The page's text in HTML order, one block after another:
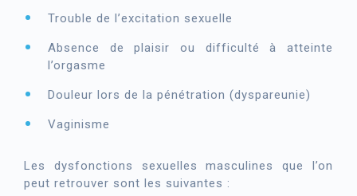
Trouble de l’excitation sexuelle
Absence de plaisir ou difficulté à atteinte
l’orgasme
Douleur lors de la pénétration (dyspareunie)
Vaginisme
Les dysfonctions sexuelles masculines que l’on
peut retrouver sont les suivantes :